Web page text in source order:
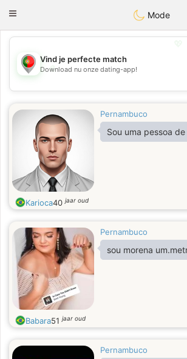
namoro
Toggle
Mode
💖
💕
Vind je perfecte match
Download nu onze dating-app!
Pernambuco
Sou uma pessoa
Karioca40jaar oud
Pernambuco
sou morena
Babara51jaar oud
Pernambuco